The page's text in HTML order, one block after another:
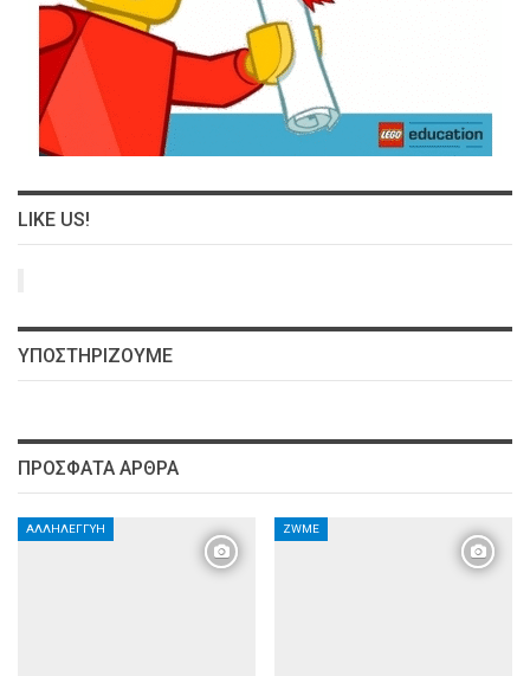
LIKE US!
ΥΠΟΣΤΗΡΊΖΟΥΜΕ
ΠΡΌΣΦΑΤΑ ΆΡΘΡΑ
ΑΛΛΗΛΕΓΓΎΗ ZWME